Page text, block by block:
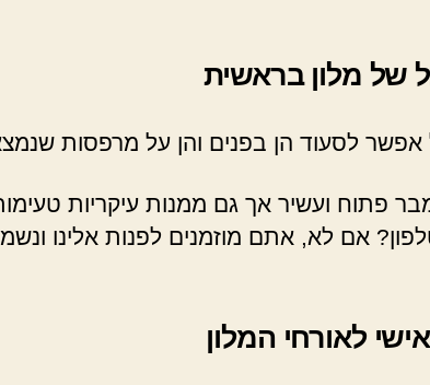
של מלון בראשית
לסעוד הן בפנים והן על מרפסות
מבר פתוח ועשיר אך גם ממנות עיקריות
אם לא, אתם מוזמנים לפנות אלינו
לאורחי המלון